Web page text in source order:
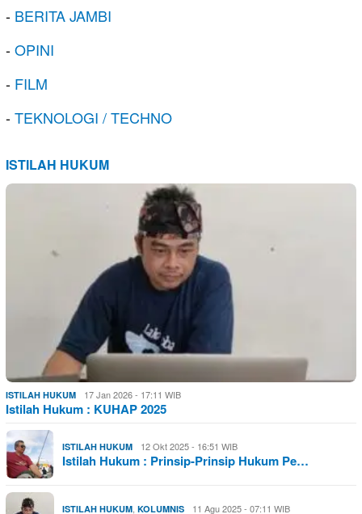
- BERITA JAMBI
-OPINI
- FILM
-TEKNOLOGI / TECHNO
ISTILAH HUKUM
ISTILAH HUKUM 17 Jan 2026 - 17:11 WIB
Istilah Hukum : KUHAP 2025
ISTILAH HUKUM 12 Okt 2025 - 16:51 WIB
Istilah Hukum : Prinsip-Prinsip Hukum Pe…
ISTILAH HUKUM KOLUMNIS 11 Agu 2025 - 07:11 WIB